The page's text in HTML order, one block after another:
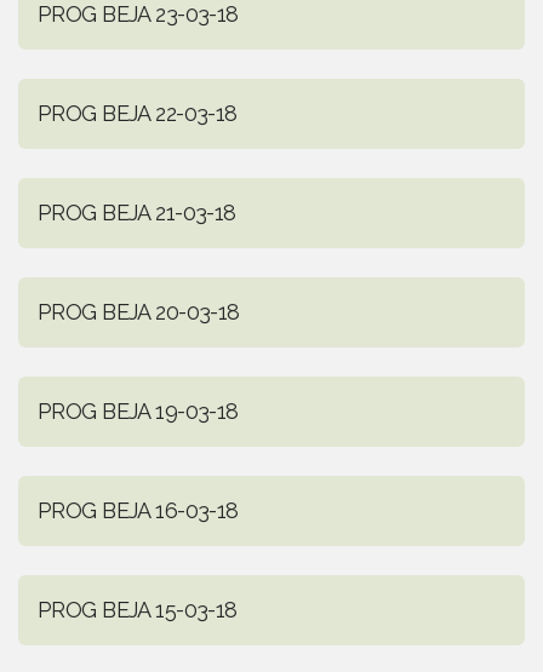
PROG BEJA 23-03-18
PROG BEJA 22-03-18
PROG BEJA 21-03-18
PROG BEJA 20-03-18
PROG BEJA 19-03-18
PROG BEJA 16-03-18
PROG BEJA 15-03-18